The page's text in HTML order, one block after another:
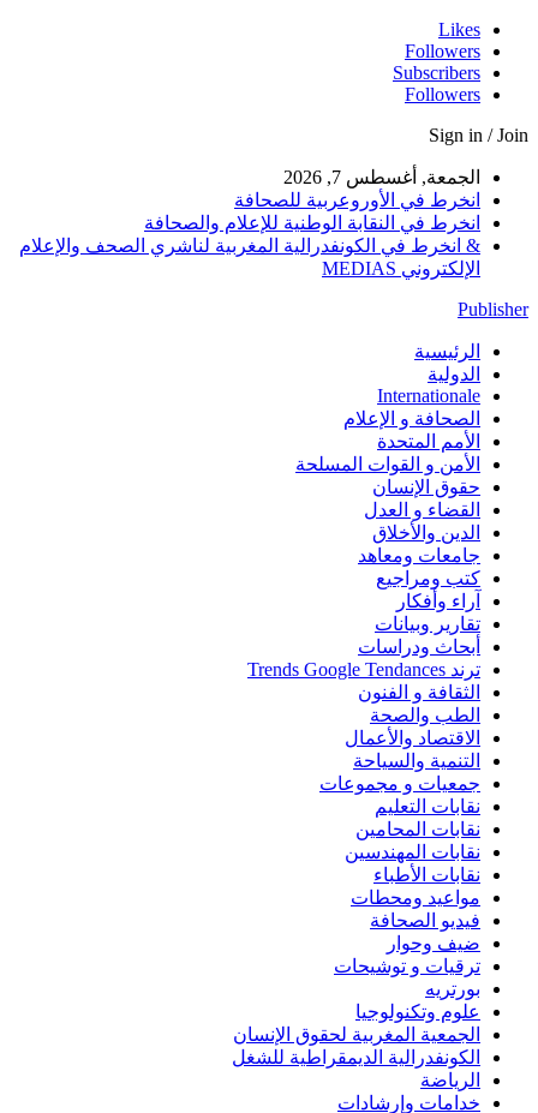
Likes
Followers
Subscribers
Followers
Sign in / Join
الجمعة, أغسطس 7, 2026
انخرط في الأوروعربية للصحافة
انخرط في النقابة الوطنية للإعلام والصحافة
& انخرط في الكونفدرالية المغربية لناشري الصحف والإعلام
الإلكتروني MEDIAS
Publisher
الرئيسية
الدولية
Internationale
الصحافة و الإعلام
الأمم المتحدة
الأمن و القوات المسلحة
حقوق الإنسان
القضاء و العدل
الدين والأخلاق
جامعات ومعاهد
كتب ومراجيع
آراء وأفكار
تقارير وبيانات
أبحاث ودراسات
ترند Trends Google Tendances
الثقافة و الفنون
الطب والصحة
الاقتصاد والأعمال
التنمية والسياحة
جمعيات و مجموعات
نقابات التعليم
نقابات المحامين
نقابات المهندسين
نقابات الأطباء
مواعيد ومحطات
فيديو الصحافة
ضيف وحوار
ترقيات و توشيحات
بورتريه
علوم وتكنولوجيا
الجمعية المغربية لحقوق الإنسان
الكونفدرالية الديمقراطية للشغل
الرياضة
خدامات وإرشادات